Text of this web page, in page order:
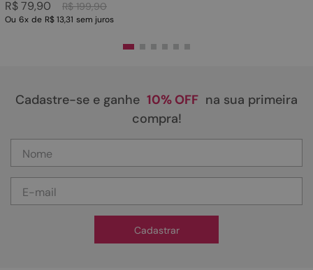
R$ 199,90
R$79,90
Ou 6x de R$ 13,31 sem juros
Cadastre-se e ganhe 10% OFF na sua primeira
compra!
Cadastrar